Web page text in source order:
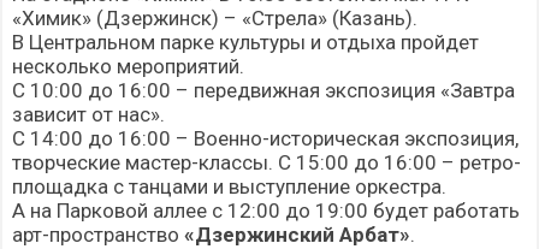
«Химик» (Дзержинск) – «Стрела» (Казань).
В Центральном парке культуры и отдыха пройдет
несколько мероприятий.
С 10:00 до 16:00 – передвижная экспозиция «Завтра
зависит от нас».
С 14:00 до 16:00 – Военно-историческая экспозиция,
творческие мастер-классы. С 15:00 до 16:00 – ретро-
площадка с танцами и выступление оркестра.
А на Парковой аллее с 12:00 до 19:00 будет работать
арт-пространство «Дзержинский Арбат».